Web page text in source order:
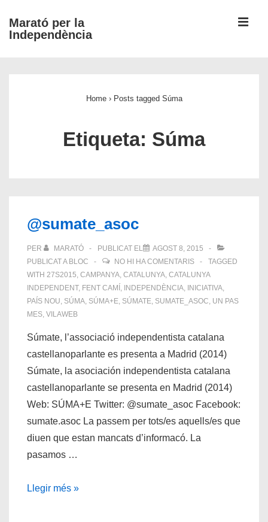
SaltaMarató per la
Independència
Home › Posts tagged Súma
Etiqueta: Súma
@sumate_asoc
PER MARATÓ PUBLICAT EL
AGOST 8, 2015
PUBLICAT A BLOC NO HI HA COMENTARIS
TAGGED
WITH 27S2015, CAMPANYA, CATALUNYA, CATALUNYA
INDEPENDENT, FENT CAMÍ , INDEPENDÈNCIA, INICIATIVA,
PAÍS NOU, SÚMA, SÚMA+E, SÚMATE, SUMATE_ASOC, UN PAS
MES, VILAWEB
Súmate, l’associació independentista catalana
castellanoparlante es presenta a Madrid (2014)
Súmate, la asociación independentista catalana
castellanoparlante se presenta en Madrid (2014)
Web: SÚMA+E Twitter: @sumate_asoc Facebook:
sumate.asoc La passem per tots/es aquells/es que
diuen que estan mancats d’informacó. La
pasamos …
@sumate_asoc
Llegir més »